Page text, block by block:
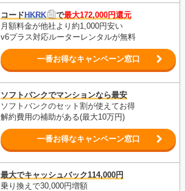
コードHKRK で最大172,000円還元
月額料金が他社より約1,000円安い
v6プラス対応ルーターレンタルが無料
一番お得なキャンペーン窓口
ソフトバンクでマンションなら最安
ソフトバンクのセット割が使えてお得
解約費用の補助がある(最大10万円)
一番お得なキャンペーン窓口
最大でキャッシュバック114,000円
乗り換えで30,000円増額